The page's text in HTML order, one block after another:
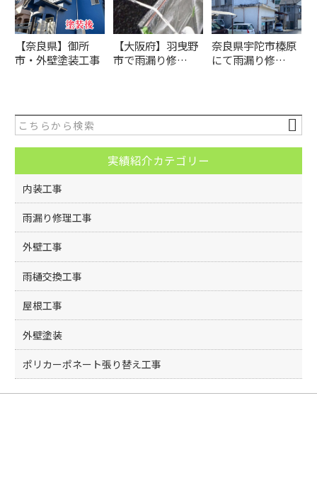
【奈良県】御所
市・外壁塗装工事
【大阪府】羽曳野
市で雨漏り修…
奈良県宇陀市榛原
にて雨漏り修…
実績紹介カテゴリー
内装工事
雨漏り修理工事
外壁工事
雨樋交換工事
屋根工事
外壁塗装
ポリカーポネート張り替え工事